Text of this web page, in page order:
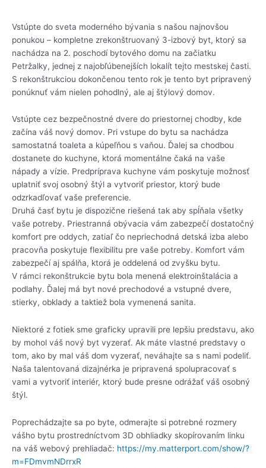
Vstúpte do sveta moderného bývania s našou najnovšou
ponukou – kompletne zrekonštruovaný 3-izbový byt, ktorý sa
nachádza na 2. poschodí bytového domu na začiatku
Petržalky, jednej z najobľúbenejších lokalít tejto mestskej časti.
S rekonštrukciou dokončenou tento rok je tento byt pripravený
ponúknuť vám nielen pohodlný, ale aj štýlový domov.
Vstúpte cez bezpečnostné dvere do priestornej chodby, kde
začína váš nový domov. Pri vstupe do bytu sa nachádza
samostatná toaleta a kúpeľňou s vaňou. Ďalej sa chodbou
dostanete do kuchyne, ktorá momentálne čaká na vaše
nápady a vízie. Predpríprava kuchyne vám poskytuje možnosť
uplatniť svoj osobný štýl a vytvoriť priestor, ktorý bude
odzrkadľovať vaše preferencie.
Druhá časť bytu je dispozične riešená tak aby spĺňala všetky
vaše potreby. Priestranná obývacia vám zabezpečí dostatočný
komfort pre oddych, zatiaľ čo nepriechodná detská izba alebo
pracovňa poskytuje flexibilitu pre vaše potreby. Komfort vám
zabezpečí aj spálňa, ktorá je oddelená od zvyšku bytu.
V rámci rekonštrukcie bytu bola menená elektroinštalácia a
podlahy. Ďalej má byt nové prechodové a vstupné dvere,
stierky, obklady a taktiež bola vymenená sanita.
Niektoré z fotiek sme graficky upravili pre lepšiu predstavu, ako
by mohol váš nový byt vyzerať. Ak máte vlastné predstavy o
tom, ako by mal váš dom vyzerať, neváhajte sa s nami podeliť.
Naša talentovaná dizajnérka je pripravená spolupracovať s
vami a vytvoriť interiér, ktorý bude presne odrážať váš osobný
štýl.
Poprechádzajte sa po byte, odmerajte si potrebné rozmery
vášho bytu prostredníctvom 3D obhliadky skopírovaním linku
na váš webový prehliadač: https://my.matterport.com/show/?
m=FDmvmNDrrxR